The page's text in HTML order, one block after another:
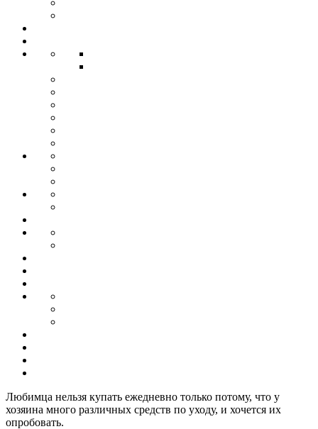
Любимца нельзя купать ежедневно только потому, что у
хозяина много различных средств по уходу, и хочется их
опробовать.